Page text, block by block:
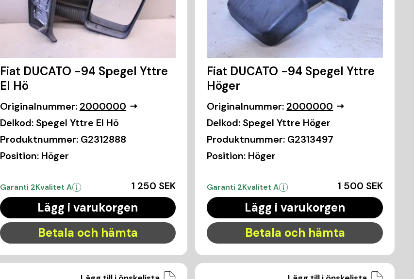
Fiat DUCATO -94 Spegel Yttre
El Hö
Originalnummer: 2000000
Delkod: Spegel Yttre El Hö
Produktnummer: G2312888
Position: Höger
Garanti 2Kvalitet A 1 250 SEK
Lägg i varukorgen
Betala och hämta
Fiat DUCATO -94 Spegel Yttre
Höger
Originalnummer: 2000000
Delkod: Spegel Yttre Höger
Produktnummer: G2313497
Position: Höger
Garanti 2Kvalitet A 1 500 SEK
Lägg i varukorgen
Betala och hämta